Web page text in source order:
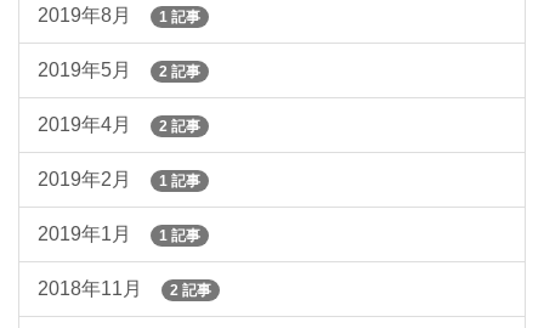
2019年8月 1 記事
2019年5月 2 記事
2019年4月 2 記事
2019年2月 1 記事
2019年1月 1 記事
2018年11月 2 記事